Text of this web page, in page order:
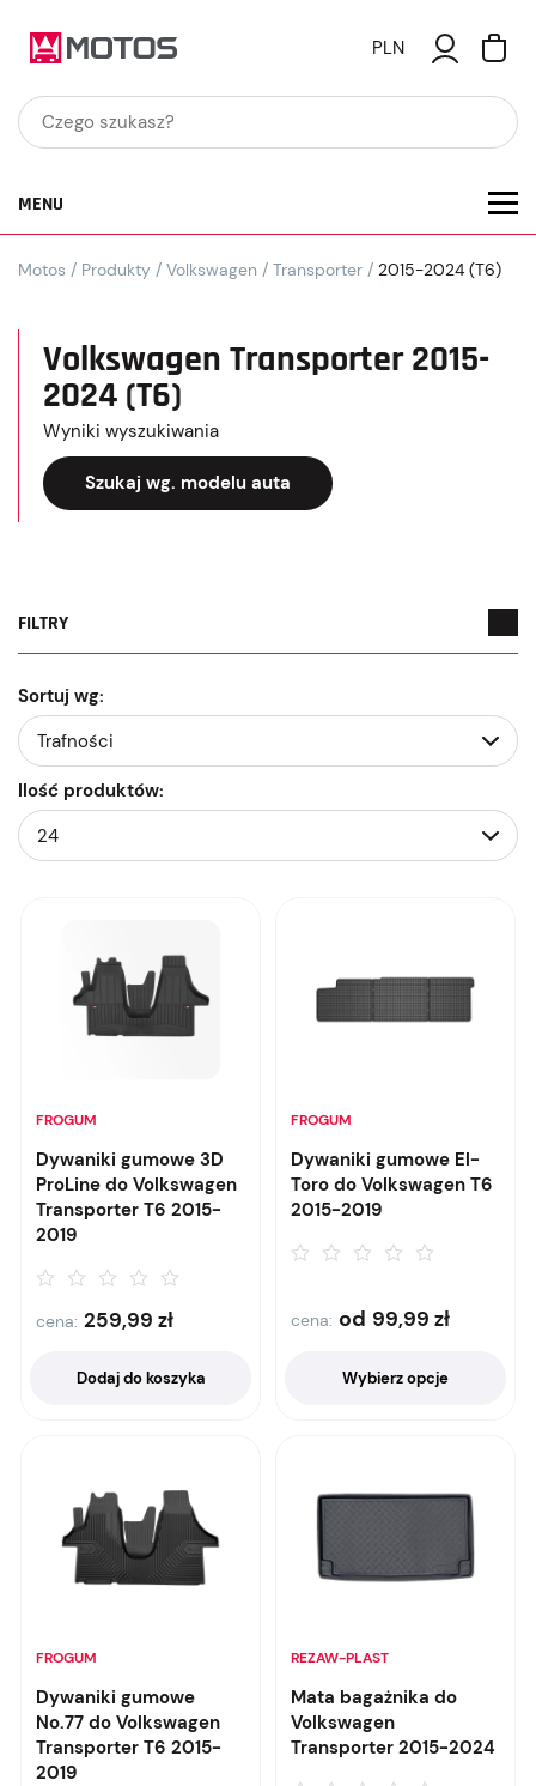
PLN
MENU
Motos / Produkty / Volkswagen / Transporter / 2015-2024 (T6)
Volkswagen Transporter 2015-
2024 (T6)
Wyniki wyszukiwania
Szukaj wg. modelu auta
FILTRY
Ilość produktów:
Sortuj wg:
FROGUM
Dywaniki gumowe 3D
ProLine do Volkswagen
Transporter T6 2015-
2019
cena: 259,99 zł
Dodaj do koszyka
FROGUM
Dywaniki gumowe El-
Toro do Volkswagen T6
2015-2019
cena: od 99,99 zł
Wybierz opcje
FROGUM
Dywaniki gumowe
No.77 do Volkswagen
Transporter T6 2015-
2019
REZAW-PLAST
Mata bagażnika do
Volkswagen
Transporter 2015-2024